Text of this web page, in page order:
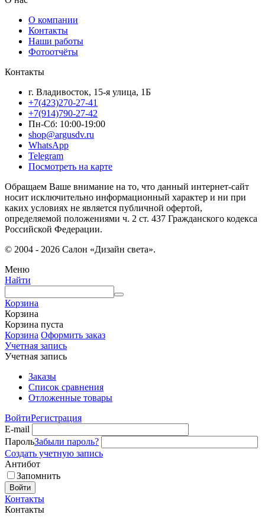
О компании
Контакты
Наши работы
Фотоотчёты
Контакты
г. Владивосток, 15-я улица, 1Б
+7(423)270-27-41
+7(914)790-27-42
Пн-Сб: 10:00-19:00
shop@argusdv.ru
WhatsApp
Telegram
Посмотреть на карте
Обращаем Ваше внимание на то, что данный интернет-сайт
носит исключительно информационный характер и ни при
каких условиях не является публичной офертой,
определяемой положениями ч. 2 ст. 437 Гражданского кодекса
Российской Федерации.
© 2004 - 2026 Салон «Дизайн света».
Меню
Найти
Корзина
Корзина
Корзина пуста
Корзина Оформить заказ
Учетная запись
Учетная запись
Заказы
Список сравнения
Отложенные товары
ВойтиРегистрация
E-mail
ПарольЗабыли пароль?
Создать учетную запись
Антибот
Запомнить
Войти
Контакты
Контакты